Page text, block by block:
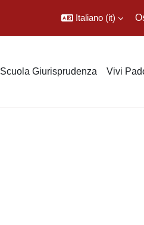
Italiano ‎(it)‎
Scuola Giurisprudenza Vivi